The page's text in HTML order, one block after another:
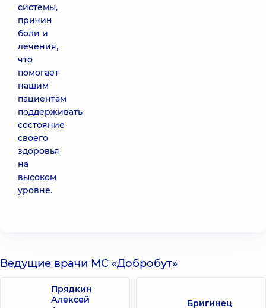
системы,
причин
боли и
лечения,
что
помогает
нашим
пациентам
поддерживать
состояние
своего
здоровья
на
высоком
уровне.
Ведущие врачи МС «Добробут»
Прядкин
Алексей
Бригинец